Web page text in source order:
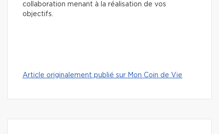
collaboration menant à la réalisation de vos
objectifs.
Article originalement publié sur Mon Coin de Vie